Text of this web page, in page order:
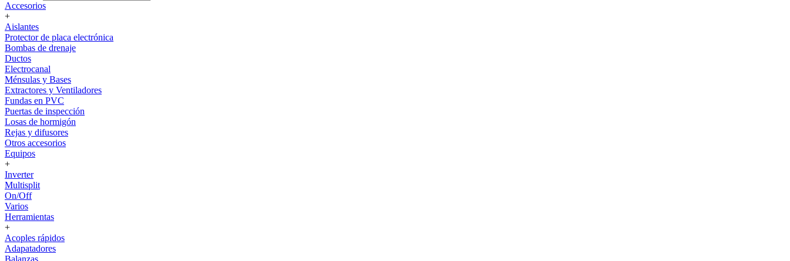
Accesorios
+
Aislantes
Protector de placa electrónica
Bombas de drenaje
Ductos
Electrocanal
Ménsulas y Bases
Extractores y Ventiladores
Fundas en PVC
Puertas de inspección
Losas de hormigón
Rejas y difusores
Otros accesorios
Equipos
+
Inverter
Multisplit
On/Off
Varios
Herramientas
+
Acoples rápidos
Adapatadores
Balanzas